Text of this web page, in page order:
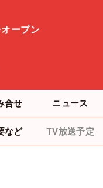
ープン
合せ ニュース
など TV放送予定